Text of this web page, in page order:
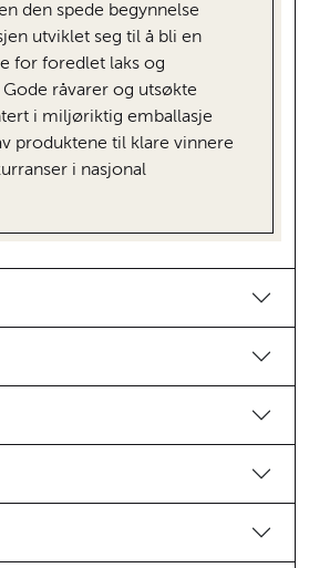
den spede begynnelse
utviklet seg til å bli en
for foredlet laks og
råvarer og utsøkte
i miljøriktig emballasje
produktene til klare vinnere
i nasjonal